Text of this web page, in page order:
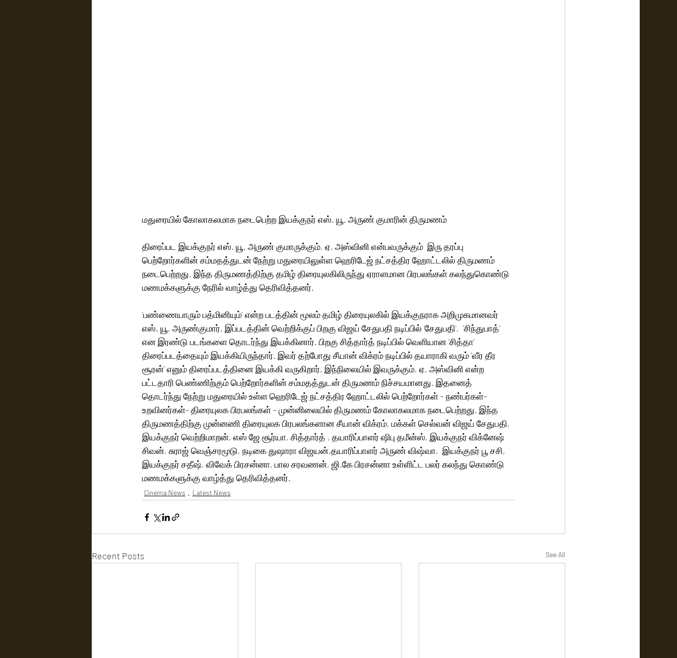
மதுரையில் கோலாகலமாக நடைபெற்ற இயக்குநர் எஸ். யூ. அருண் குமாரின் திருமணம்
திரைப்பட இயக்குநர் எஸ். யூ. அருண் குமாருக்கும், ஏ. அஸ்வினி என்பவருக்கும்  இரு தரப்பு
பெற்றோர்களின் சம்மதத்துடன் நேற்று மதுரையிலுள்ள ஹெரிடேஜ் நட்சத்திர ஹோட்டலில் திருமணம்
நடைபெற்றது. இந்த திருமணத்திற்கு தமிழ் திரையுலகிலிருந்து ஏராளமான பிரபலங்கள் கலந்துகொண்டு
மணமக்களுக்கு நேரில் வாழ்த்து தெரிவித்தனர்.
'பண்ணையாரும் பத்மினியும்' என்ற படத்தின் மூலம் தமிழ் திரையுலகில் இயக்குநராக அறிமுகமானவர்
எஸ். யூ. அருண்குமார். இப்படத்தின் வெற்றிக்குப் பிறகு விஜய் சேதுபதி நடிப்பில் 'சேதுபதி',  'சிந்துபாத்'
என இரண்டு படங்களை தொடர்ந்து இயக்கினார். பிறகு சித்தார்த் நடிப்பில் வெளியான 'சித்தா'
திரைப்படத்தையும் இயக்கியிருந்தார். இவர் தற்போது சீயான் விக்ரம் நடிப்பில் தயாராகி வரும் 'வீர தீர
சூரன்' எனும் திரைப்படத்தினை இயக்கி வருகிறார். இந்நிலையில் இவருக்கும், ஏ. அஸ்வினி என்ற
பட்டதாரி பெண்ணிற்கும் பெற்றோர்களின் சம்மதத்துடன் திருமணம் நிச்சயமானது. இதனைத்
தொடர்ந்து நேற்று மதுரையில் உள்ள ஹெரிடேஜ் நட்சத்திர ஹோட்டலில் பெற்றோர்கள் - நண்பர்கள்-
உறவினர்கள்- திரையுலக பிரபலங்கள் - முன்னிலையில் திருமணம் கோலாகலமாக நடைபெற்றது. இந்த
திருமணத்திற்கு முன்னணி திரையுலக பிரபலங்களான சீயான் விக்ரம், மக்கள் செல்வன் விஜய் சேதுபதி,
இயக்குநர் வெற்றிமாறன், எஸ் ஜே சூர்யா, சித்தார்த் , தயாரிப்பாளர் ஷிபு தமீன்ஸ், இயக்குநர் விக்னேஷ்
சிவன், சுராஜ் வெஞ்சரமூடு, நடிகை துஷாரா விஜயன்,தயாரிப்பாளர் அருண் விஷ்வா,  இயக்குநர் பூ சசி,
இயக்குநர் சதீஷ், விவேக் பிரசன்னா, பால சரவணன், ஜி.கே பிரசன்னா உள்ளிட்ட பலர் கலந்து கொண்டு
மணமக்களுக்கு வாழ்த்து தெரிவித்தனர்.
Cinema News Latest News
Recent Posts See All